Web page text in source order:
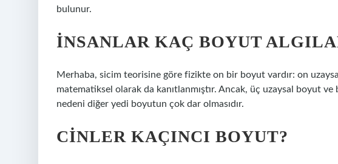
bulunur.
İNSANLAR KAÇ BOYUT
Merhaba, sicim teorisine göre fizikte on bir boyut vardır: on
matematiksel olarak da kanıtlanmıştır. Ancak, üç uzaysal boyut
nedeni diğer yedi boyutun çok dar olmasıdır.
CINLER KAÇINCI BOYUT?